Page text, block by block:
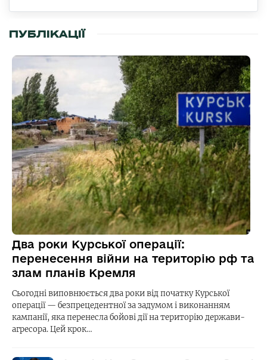
ПУБЛІКАЦІЇ
Два роки Курської операції:
перенесення війни на територію рф та
злам планів Кремля
Сьогодні виповнюється два роки від початку Курської
операції — безпрецедентної за задумом і виконанням
кампанії, яка перенесла бойові дії на територію держави-
агресора. Цей крок…